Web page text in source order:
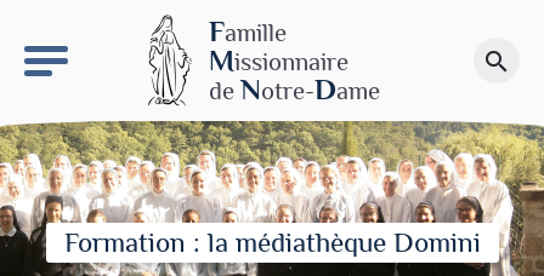
Famille
Missionnaire
de Notre-Dame
search
Faire un don
Formation : la médiathèque Domini